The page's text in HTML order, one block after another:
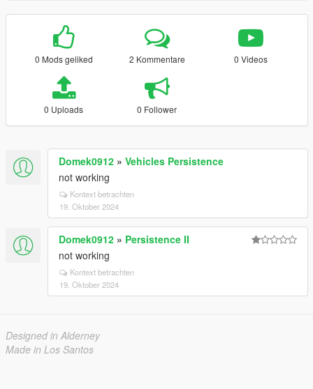
0 Mods geliked 2 Kommentare 0 Videos
0 Uploads 0 Follower
Domek0912 » Vehicles Persistence
not working
Kontext betrachten
19. Oktober 2024
Domek0912 » Persistence II
not working
Kontext betrachten
19. Oktober 2024
Designed in Alderney
Made in Los Santos